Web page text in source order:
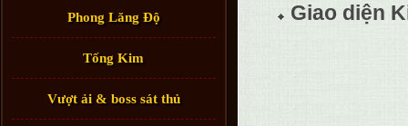
Phong Lăng Độ
Tống Kim
Vượt ải & boss sát thủ
Giao diện